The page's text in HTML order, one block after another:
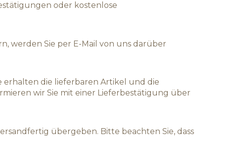
oder kostenlose
werden Sie per E-Mail von uns darüber
erhalten die lieferbaren Artikel und die
wir Sie mit einer Lieferbestätigung über
übergeben. Bitte beachten Sie, dass